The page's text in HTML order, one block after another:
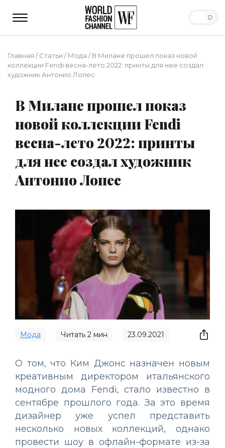
Главная /Статьи /Мода /В Милане прошел показ новой
коллекции Fendi весна-лето 2022: принты для нее создал
художник Антонио Лопес
В Милане прошел показ
новой коллекции Fendi
весна-лето 2022: принты
для нее создал художник
Антонио Лопес
Мода Читать 2 мин 23.09.2021
О том, что Ким Джонс назначен новым
креативным директором итальянского
модного дома Fendi, стало известно в
сентябре прошлого года. За это время
дизайнер уже успел представить
несколько новых коллекций, однако
провести шоу в офлайн-формате из-за